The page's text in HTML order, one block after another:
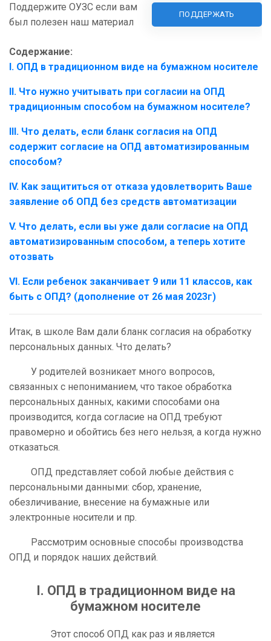
Поддержите ОУЗС если вам
был полезен наш материал
ПОДДЕРЖАТЬ
Содержание:
I. ОПД в традиционном виде на бумажном носителе
II. Что нужно учитывать при согласии на ОПД
традиционным способом на бумажном носителе?
III. Что делать, если бланк согласия на ОПД
содержит согласие на ОПД автоматизированным
способом?
IV. Как защититься от отказа удовлетворить Ваше
заявление об ОПД без средств автоматизации
V. Что делать, если вы уже дали согласие на ОПД
автоматизированным способом, а теперь хотите
отозвать
VI. Если ребенок заканчивает 9 или 11 классов, как
быть с ОПД? (дополнение от 26 мая 2023г)
Итак, в школе Вам дали бланк согласия на обработку
персональных данных. Что делать?
У родителей возникает много вопросов,
связанных с непониманием, что такое обработка
персональных данных, какими способами она
производится, когда согласие на ОПД требуют
правомерно и обойтись без него нельзя, а когда нужно
отказаться.
ОПД представляет собой любые действия с
персональными данными: сбор, хранение,
обезличивание, внесение на бумажные или
электронные носители и пр.
Рассмотрим основные способы производства
ОПД и порядок наших действий.
I. ОПД в традиционном виде на
бумажном носителе
Этот способ ОПД как раз и является